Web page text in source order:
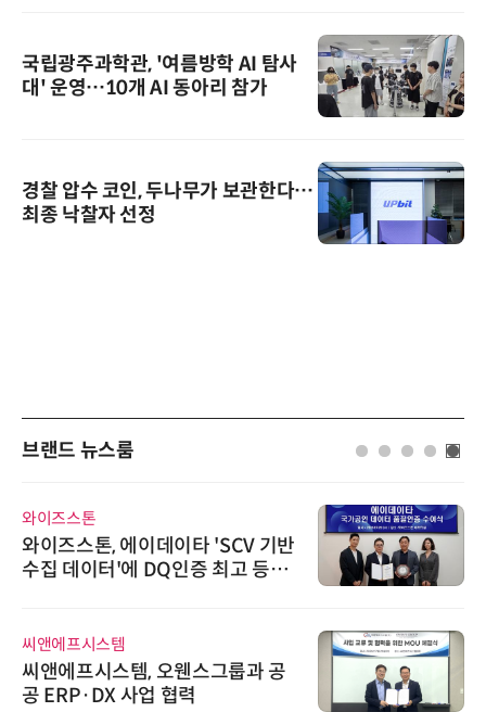
국립광주과학관, '여름방학 AI 탐사
대' 운영…10개 AI 동아리 참가
경찰 압수 코인, 두나무가 보관한다…
최종 낙찰자 선정
브랜드 뉴스룸
와이즈스톤
와이즈스톤, 에이데이타 'SCV 기반
수집 데이터'에 DQ인증 최고 등급
씨앤에프시스템
씨앤에프시스템, 오웬스그룹과 공
공 ERP·DX 사업 협력